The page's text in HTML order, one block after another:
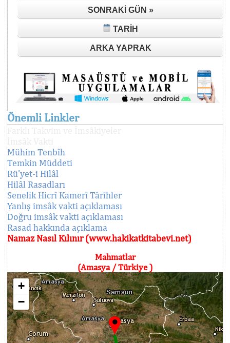
SONRAKI GÜN »
TARIH
ARKA YAPRAK
Önemli Linkler
Mühim Tenbîh
Temkin Müddeti
Rü'yet-i Hilâl
Hilâl Rasadları
Senelik Hicrî Kamerî Târîhler
Yanlış imsâk vakti açıklaması
Doğru imsâk vakti açıklaması
Rasad hakkında açıklama
Namaz Nasıl Kılınır (www.hakikatkitabevi.net)
Mahmatlar
(Amasya / Türkiye )
+
−